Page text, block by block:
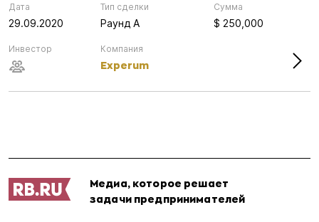
Дата
29.09.2020
Компания
Experum
Инвестор
Тип сделки
Раунд А
Сумма
$ 250,000
Медиа, которое решает
задачи предпринимателей